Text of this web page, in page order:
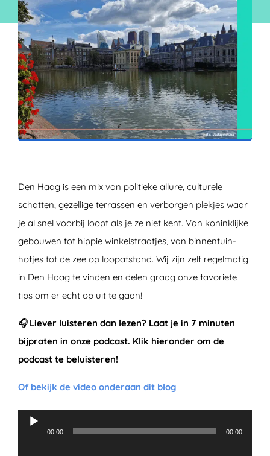
OF
ZOEKEN
Den Haag is een mix van politieke allure, culturele
schatten, gezellige terrassen en verborgen plekjes waar
je al snel voorbij loopt als je ze niet kent. Van koninklijke
gebouwen tot hippie winkelstraatjes, van binnentuin-
hofjes tot de zee op loopafstand. Wij zijn zelf regelmatig
in Den Haag te vinden en delen graag onze favoriete
tips om er echt op uit te gaan!
🎧 Liever luisteren dan lezen? Laat je in 7 minuten
bijpraten in onze podcast. Klik hieronder om de
podcast te beluisteren!
Of bekijk de video onderaan dit blog
00:00 00:00